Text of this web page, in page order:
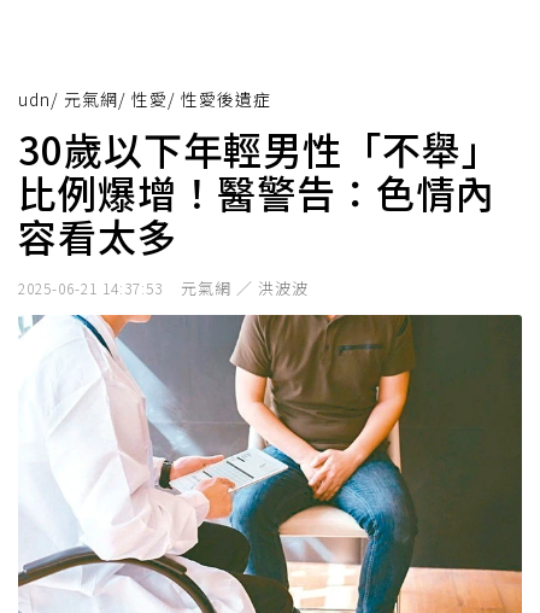
udn/ 元氣網/ 性愛/ 性愛後遺症
30歲以下年輕男性「不舉」
比例爆增！醫警告：色情內
容看太多
2025-06-21 14:37:53 元氣網 ／ 洪波波